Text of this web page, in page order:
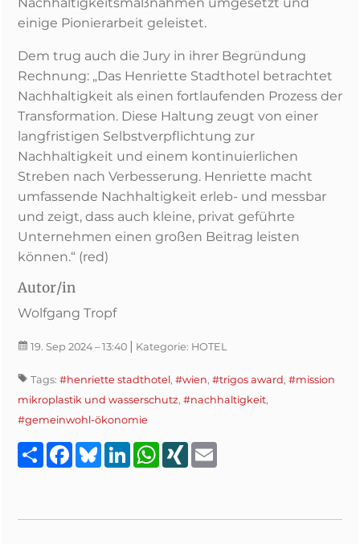
einige Pionierarbeit geleistet.
Dem trug auch die Jury in ihrer Begründung
Rechnung: „Das Henriette Stadthotel betrachtet
Nachhaltigkeit als einen fortlaufenden Prozess der
Transformation. Diese Haltung zeugt von einer
langfristigen Selbstverpflichtung zur
Nachhaltigkeit und einem kontinuierlichen
Streben nach Verbesserung. Henriette macht
umfassende Nachhaltigkeit erleb- und messbar
und zeigt, dass auch kleine, privat geführte
Unternehmen einen großen Beitrag leisten
können.“ (red)
Autor/in
Wolfgang Tropf
19. Sep 2024– 13:40 | Kategorie: HOTEL
Tags: #henriette stadthotel, #wien, #trigos award, #mission
mikroplastik und wasserschutz, #nachhaltigkeit,
#gemeinwohl-ökonomie
TeilenFacebook
BlueskyLinkedInWhatsApp
XING